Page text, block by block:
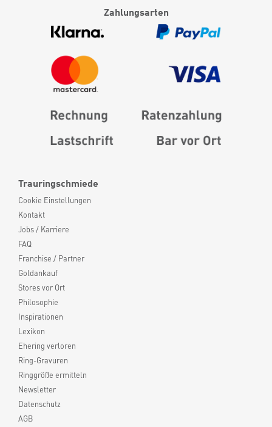
Trauringschmiede
Cookie Einstellungen
Kontakt
Jobs / Karriere
FAQ
Franchise / Partner
Goldankauf
Stores vor Ort
Philosophie
Inspirationen
Lexikon
Ehering verloren
Ring-Gravuren
Ringgröße ermitteln
Newsletter
Datenschutz
AGB
Zahlungsarten